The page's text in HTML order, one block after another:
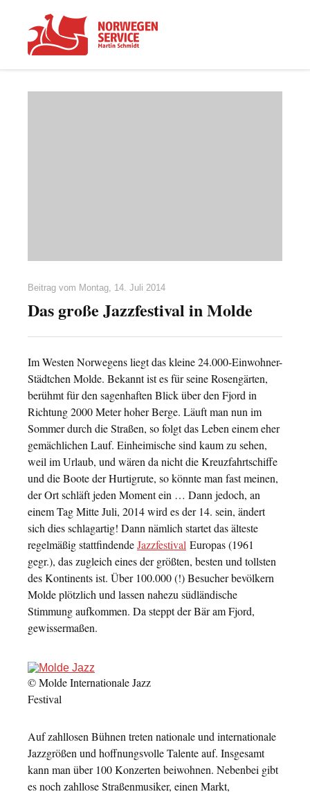
Beitrag vom Montag, 14. Juli 2014
Das große Jazzfestival in Molde
Im Westen Norwegens liegt das kleine 24.000-Einwohner-
Städtchen Molde. Bekannt ist es für seine Rosengärten,
berühmt für den sagenhaften Blick über den Fjord in
Richtung 2000 Meter hoher Berge. Läuft man nun im
Sommer durch die Straßen, so folgt das Leben einem eher
gemächlichen Lauf. Einheimische sind kaum zu sehen,
weil im Urlaub, und wären da nicht die Kreuzfahrtschiffe
und die Boote der Hurtigrute, so könnte man fast meinen,
der Ort schläft jeden Moment ein … Dann jedoch, an
einem Tag Mitte Juli, 2014 wird es der 14. sein, ändert
sich dies schlagartig! Dann nämlich startet das älteste
regelmäßig stattfindendeJazzfestival Europas (1961
gegr.), das zugleich eines der größten, besten und tollsten
des Kontinents ist. Über 100.000 (!) Besucher bevölkern
Molde plötzlich und lassen nahezu südländische
Stimmung aufkommen. Da steppt der Bär am Fjord,
gewissermaßen.
© Molde Internationale Jazz
Festival
Auf zahllosen Bühnen treten nationale und internationale
Jazzgrößen und hoffnungsvolle Talente auf. Insgesamt
kann man über 100 Konzerten beiwohnen. Nebenbei gibt
es noch zahllose Straßenmusiker, einen Markt,